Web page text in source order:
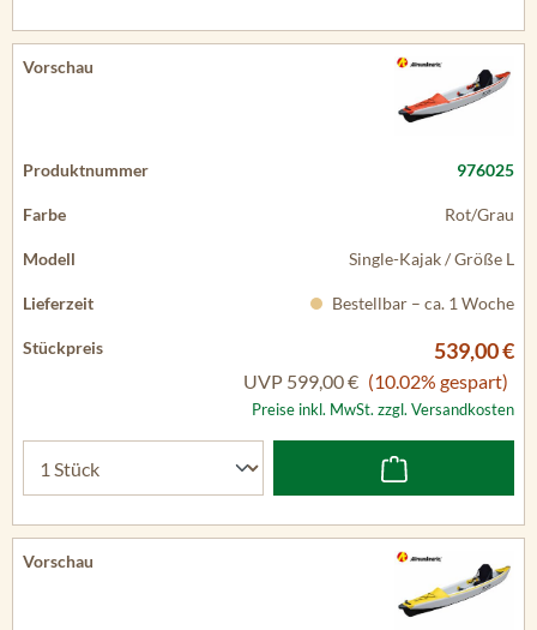
976025
Rot/Grau
Single-Kajak / Größe L
Bestellbar – ca. 1 Woche
539,00 €
UVP 599,00 € (10.02% gespart)
Preise inkl. MwSt. zzgl. Versandkosten